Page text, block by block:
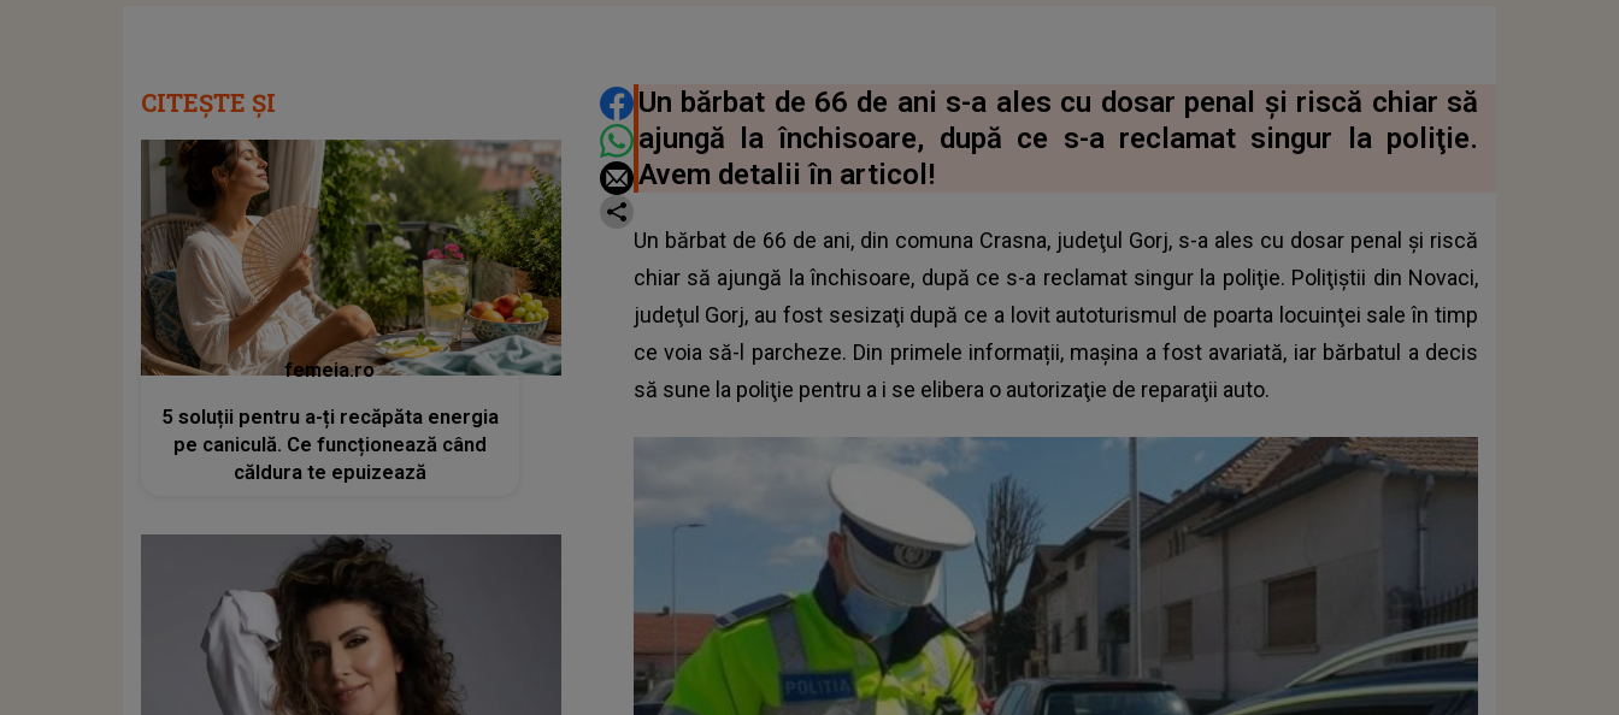
DISTRIBUIE ARTICOLUL
Un bărbat de 66 de ani s-a ales cu dosar penal şi riscă chiar să
ajungă la închisoare, după ce s-a reclamat singur la poliţie.
Avem detalii în articol!
Un bărbat de 66 de ani, din comuna Crasna, judeţul Gorj, s-a ales cu dosar penal şi riscă
chiar să ajungă la închisoare, după ce s-a reclamat singur la poliţie. Poliţiştii din Novaci,
judeţul Gorj, au fost sesizaţi după ce a lovit autoturismul de poarta locuinţei sale în timp
ce voia să-l parcheze. Din primele informații, maşina a fost avariată, iar bărbatul a decis
să sune la poliţie pentru a i se elibera o autorizaţie de reparaţii auto.
CITEȘTE ȘI
femeia.ro
5 soluții pentru a-ți recăpăta energia
pe caniculă. Ce funcționează când
căldura te epuizează